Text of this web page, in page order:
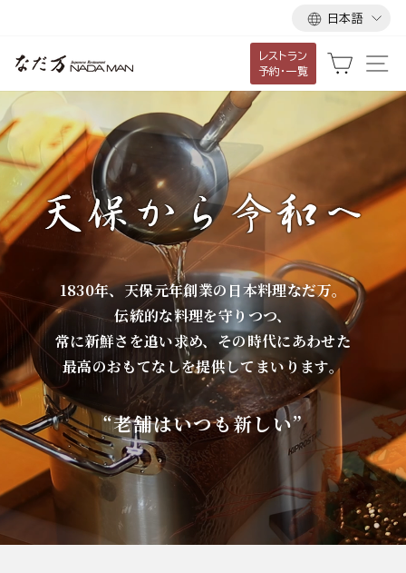
し
て
コ
テ
ン
ツ
移
動
る
言
語
日本語
な
だ
万
レストラン
予約・一覧
カート
1830年、天保元年創業の日本料理なだ万。
伝統的な料理を守りつつ、
常に新鮮さを追い求め、その時代にあわせた
最高のおもてなしを提供してまいります。
“老舗はいつも新しい”